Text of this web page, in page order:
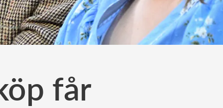
får